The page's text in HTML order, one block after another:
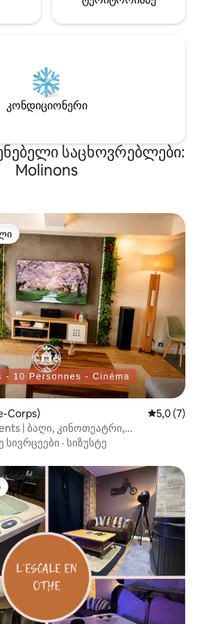
კონდიციონერი
საცხოვრებლები:
Molinons
ვარიანტი
Corps) საშუალო
5,0 (7)
| ბაღი, კინოთეატრი,
სივრცეები · სიზუსტე